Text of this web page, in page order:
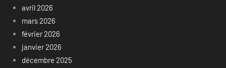
avril 2026
mars 2026
février 2026
janvier 2026
décembre 2025